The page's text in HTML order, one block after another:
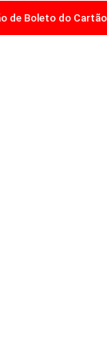
de Boleto do Cartão